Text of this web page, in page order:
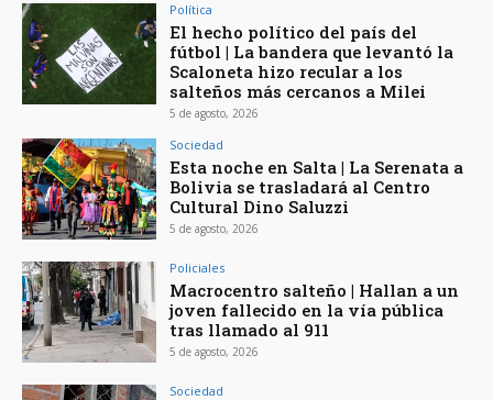
Política
El hecho político del país del
fútbol | La bandera que levantó la
Scaloneta hizo recular a los
salteños más cercanos a Milei
5 de agosto, 2026
Sociedad
Esta noche en Salta | La Serenata a
Bolivia se trasladará al Centro
Cultural Dino Saluzzi
5 de agosto, 2026
Policiales
Macrocentro salteño | Hallan a un
joven fallecido en la vía pública
tras llamado al 911
5 de agosto, 2026
Sociedad